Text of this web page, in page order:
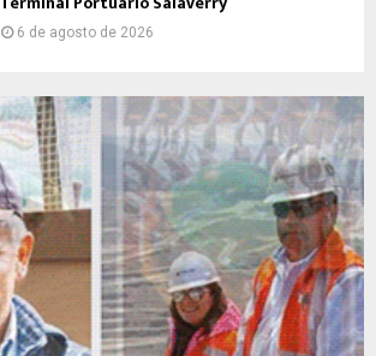
6 de agosto de 2026